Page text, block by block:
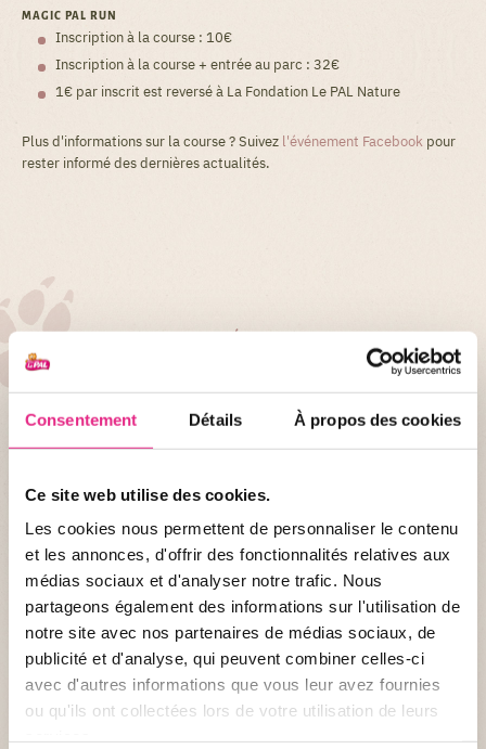
Consentement Détails À propos des cookies
Ce site web utilise des cookies.
Les cookies nous permettent de personnaliser le contenu
et les annonces, d'offrir des fonctionnalités relatives aux
médias sociaux et d'analyser notre trafic. Nous
partageons également des informations sur l'utilisation de
notre site avec nos partenaires de médias sociaux, de
publicité et d'analyse, qui peuvent combiner celles-ci
avec d'autres informations que vous leur avez fournies
ou qu'ils ont collectées lors de votre utilisation de leurs
MAGIC PAL RUN
Inscription à la course : 10€
Inscription à la course + entrée au parc : 32€
1€ par inscrit est reversé à La Fondation Le PAL Nature
Plus d'informations sur la course ? Suivez l'événement Facebook pour
rester informé des dernières actualités.
FAITES LE PLEIN DE NOUVEAUTÉS !
Nos dernières actualités
Naissances, nouveautés, nouvelles arrivées, bons plans, astuces,
journées à thèmes... Restez informés tout au long de l'année des
dernières actualités du parc. Votre parc préféré n'aura plus aucun
TOUTES LES ACTUALITÉS